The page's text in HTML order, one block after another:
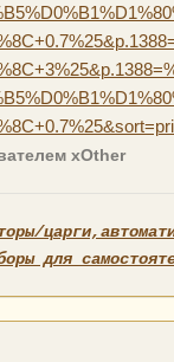
xOther
для